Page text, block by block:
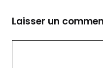
Laisser un